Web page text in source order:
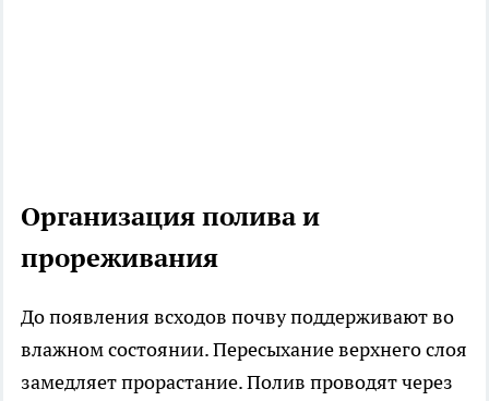
Организация полива и
прореживания
До появления всходов почву поддерживают во
влажном состоянии. Пересыхание верхнего слоя
замедляет прорастание. Полив проводят через